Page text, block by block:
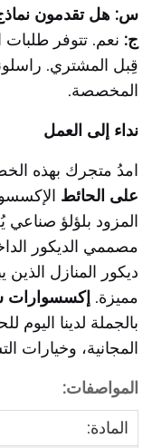
س: هل تقدمون
ج: نعم. تتوفر
قِبل المشتري.
المخصصة.
نداء إلى العمل
امدُ متجرك بهذه
على الحائط
المزود بلؤلؤ صناعي
مصممي الديكور
ديكور المنازل
مميزة. إكسسوارات
بالجملة لدينا
المجانية،
المواصفات:
المادة: